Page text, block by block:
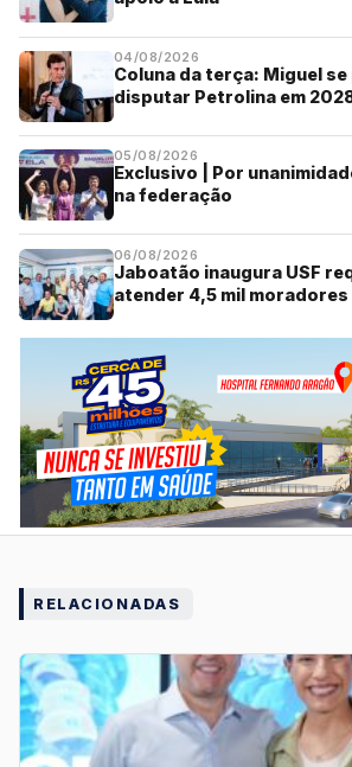
04/08/2026
Coluna da terça: Miguel
disputar Petrolina em
05/08/2026
Exclusivo | Por
na federação
06/08/2026
Jaboatão inaugura USF
atender 4,5 mil moradores
RELACIONADAS